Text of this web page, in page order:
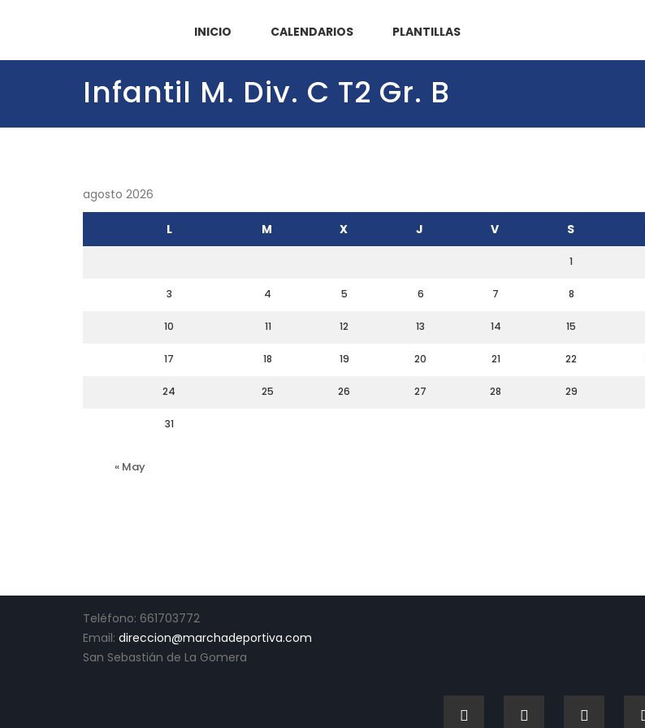
INICIO CALENDARIOS PLANTILLAS
Infantil M. Div. C T2 Gr. B
agosto 2026
L M X J V S
« May
1
3 4 5 6 7 8
10 11 12 13 14 15
17 18 19 20 21 22
24 25 26 27 28 29
31
Teléfono: 661703772
Email: direccion@marchadeportiva.com
San Sebastián de La Gomera